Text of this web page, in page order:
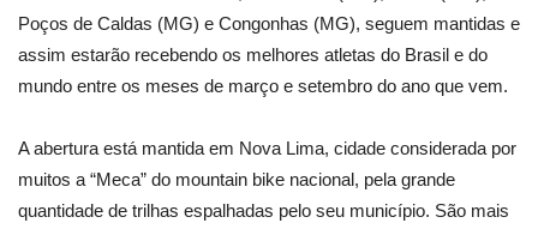
Poços de Caldas (MG) e Congonhas (MG), seguem mantidas e
assim estarão recebendo os melhores atletas do Brasil e do
mundo entre os meses de março e setembro do ano que vem.
A abertura está mantida em Nova Lima, cidade considerada por
muitos a “Meca” do mountain bike nacional, pela grande
quantidade de trilhas espalhadas pelo seu município. São mais